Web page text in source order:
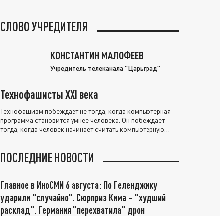
СЛОВО УЧРЕДИТЕЛЯ
КОНСТАНТИН МАЛОФЕЕВ
Учредитель телеканала "Царьград"
Технофашисты XXI века
Технофашизм побеждает не тогда, когда компьютерная
программа становится умнее человека. Он побеждает
тогда, когда человек начинает считать компьютерную
ПОСЛЕДНИЕ НОВОСТИ
Главное в ИноСМИ 6 августа: По Геленджику
ударили "случайно". Сюрприз Кима – "худший
расклад". Германия "перехватила" дрон